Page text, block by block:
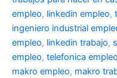
empleo, linkedin empleo,
ingeniero industrial
empleo, linkedin trabajo,
empleo, telefonica empleo
makro empleo, makro